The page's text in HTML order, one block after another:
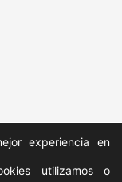
experiencia en
utilizamos o